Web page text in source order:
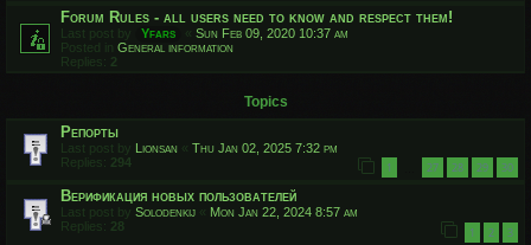
Forum Rules - all users need to know and respect them!
Last post by Yfars « Sun Feb 09, 2020 10:37 am
Posted in General information
Replies: 2
Topics
Репорты
Last post by Lionsan « Thu Jan 02, 2025 7:32 pm
Replies: 294 1 27 28 29 30
Верификация новых пользователей
Last post by Solodenkij « Mon Jan 22, 2024 8:57 am
Replies: 28 1 2 3